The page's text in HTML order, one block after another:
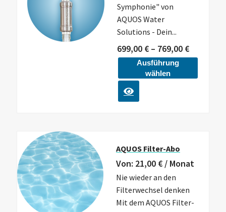
Symphonie" von
AQUOS Water
Solutions - Dein...
699,00 €– 769,00 €
Ausführung
wählen
AQUOS Filter-Abo
Von: 21,00 € / Monat
Nie wieder an den
Filterwechsel denken
Mit dem AQUOS Filter-